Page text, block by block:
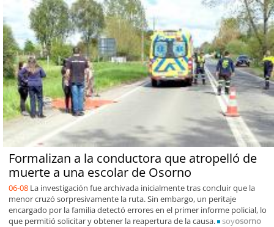
Formalizan a la conductora que atropelló de
muerte a una escolar de Osorno
06-08 La investigación fue archivada inicialmente tras concluir que la
menor cruzó sorpresivamente la ruta. Sin embargo, un peritaje
encargado por la familia detectó errores en el primer informe policial, lo
que permitió solicitar y obtener la reapertura de la causa.
soyosorno